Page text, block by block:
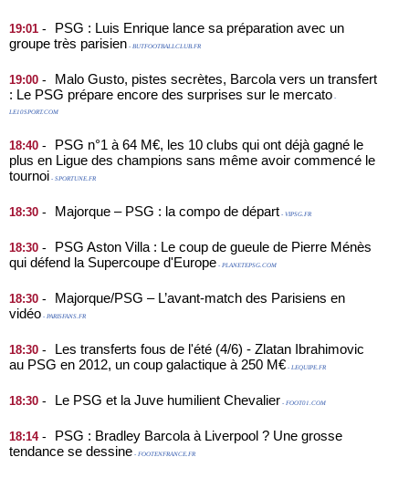
19:01 -
PSG : Luis Enrique lance sa préparation avec un
groupe très parisien - BUTFOOTBALLCLUB.FR
19:00 -
Malo Gusto, pistes secrètes, Barcola vers un transfert
: Le PSG prépare encore des surprises sur le mercato -
LE10SPORT.COM
18:40 -
PSG n°1 à 64 M€, les 10 clubs qui ont déjà gagné le
plus en Ligue des champions sans même avoir commencé le
tournoi - SPORTUNE.FR
18:30 - Majorque – PSG : la compo de départ - VIPSG.FR
18:30 -
PSG Aston Villa : Le coup de gueule de Pierre Ménès
qui défend la Supercoupe d'Europe - PLANETEPSG.COM
18:30 -
Majorque/PSG – L’avant-match des Parisiens en
vidéo - PARISFANS.FR
18:30 -
Les transferts fous de l'été (4/6) - Zlatan Ibrahimovic
au PSG en 2012, un coup galactique à 250 M€ - LEQUIPE.FR
18:30 - Le PSG et la Juve humilient Chevalier - FOOT01.COM
18:14-
PSG : Bradley Barcola à Liverpool ? Une grosse
tendance se dessine - FOOTENFRANCE.FR